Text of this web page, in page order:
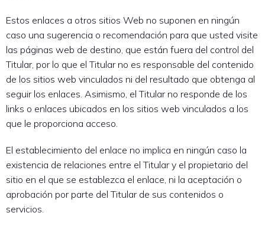
Estos enlaces a otros sitios Web no suponen en ningún
caso una sugerencia o recomendación para que usted visite
las páginas web de destino, que están fuera del control del
Titular, por lo que el Titular no es responsable del contenido
de los sitios web vinculados ni del resultado que obtenga al
seguir los enlaces. Asimismo, el Titular no responde de los
links o enlaces ubicados en los sitios web vinculados a los
que le proporciona acceso.
El establecimiento del enlace no implica en ningún caso la
existencia de relaciones entre el Titular y el propietario del
sitio en el que se establezca el enlace, ni la aceptación o
aprobación por parte del Titular de sus contenidos o
servicios.